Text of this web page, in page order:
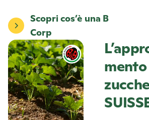
Scopri cos’è una B
Corp